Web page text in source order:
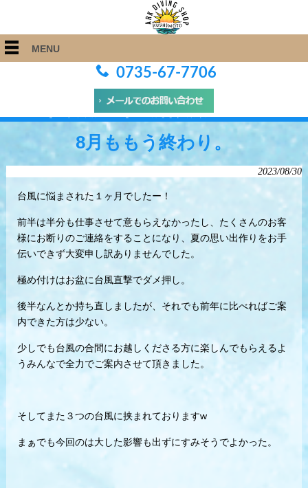
MENU
0735-67-7706
ARK Diving Shop 串本店 > Blog > 8月ももう終わり。
8月ももう終わり。
2023/08/30
台風に悩まされた１ヶ月でしたー！
前半は半分も仕事させて意もらえなかったし、たくさんのお客
様にお断りのご連絡をすることになり、夏の思い出作りをお手
伝いできず大変申し訳ありませんでした。
極め付けはお盆に台風直撃でダメ押し。
後半なんとか持ち直しましたが、それでも前年に比べればご案
内できた方は少ない。
少しでも台風の合間にお越しくださる方に楽しんでもらえるよ
うみんなで全力でご案内させて頂きました。
そしてまた３つの台風に挟まれておりますw
まぁでも今回のは大した影響も出ずにすみそうでよかった。